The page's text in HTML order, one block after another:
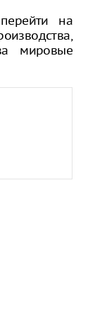
на
мировые